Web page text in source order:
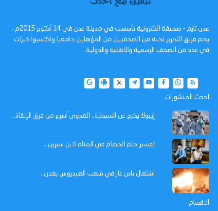
عدن تايم - صحيفة الكترونية تأسست في مدينة عدن في 14 أكتوبر 2015م ،
يضم فريق التحرير نخبة من الصحفيين من المؤهلين جامعيا واكتسبوا خبرات
في عدد من الصحف الرسمية والاهلية والدولية.
احدث المنشورات
إيبولا يخرج عن السيطرة.. العدوى أسرع من فرق الإنقاذ..
تفسير حلم الخصام في المنام لابن سيرين ..
اشتعال باص غاز في شعب العيدروس بعدن..
الاقسام